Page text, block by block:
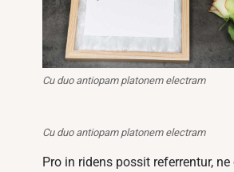
Cu duo antiopam platonem electram
Cu duo antiopam platonem electram
Pro in ridens possit referrentur,